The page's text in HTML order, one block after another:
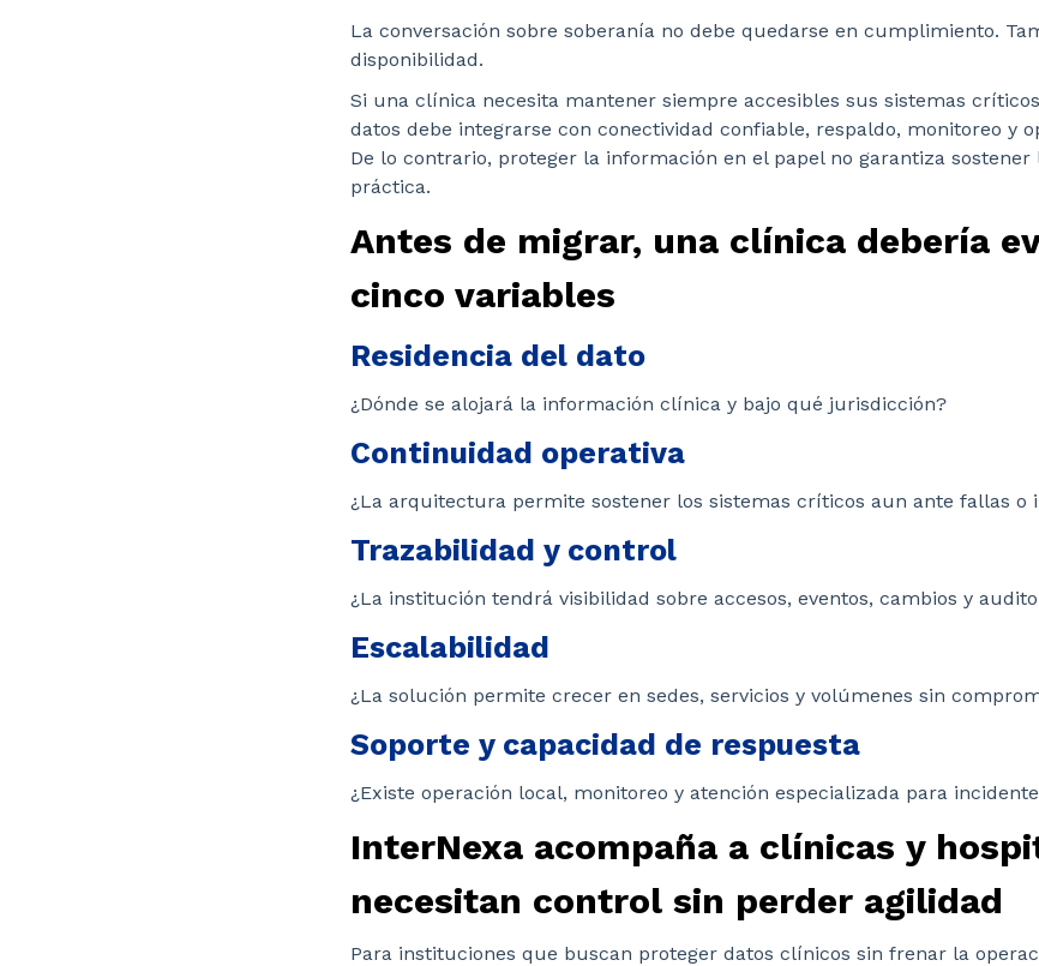
La conversación sobre soberanía no debe quedarse en cumplimiento.
disponibilidad.
Si una clínica necesita mantener siempre accesibles sus sistemas
datos debe integrarse con conectividad confiable, respaldo, monitoreo y
De lo contrario, proteger la información en el papel no garantiza sostener
práctica.
Antes de migrar, una clínica debería
cinco variables
Residencia del dato
¿Dónde se alojará la información clínica y bajo qué jurisdicción?
Continuidad operativa
¿La arquitectura permite sostener los sistemas críticos aun ante fallas o
Trazabilidad y control
¿La institución tendrá visibilidad sobre accesos, eventos, cambios y
Escalabilidad
¿La solución permite crecer en sedes, servicios y volúmenes sin
Soporte y capacidad de respuesta
¿Existe operación local, monitoreo y atención especializada para
InterNexa acompaña a clínicas y
necesitan control sin perder agilidad
Para instituciones que buscan proteger datos clínicos sin frenar la